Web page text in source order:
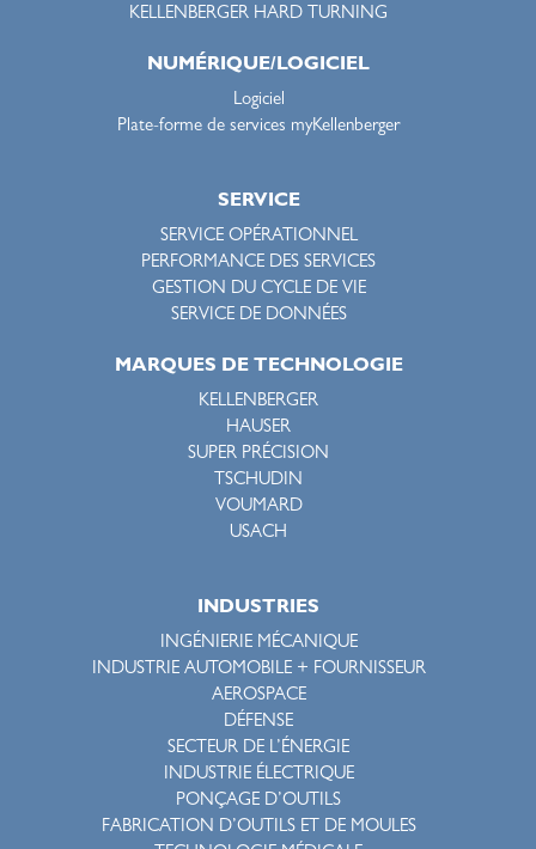
KELLENBERGER HARD TURNING
NUMÉRIQUE/LOGICIEL
Logiciel
Plate-forme de services myKellenberger
SERVICE
SERVICE OPÉRATIONNEL
PERFORMANCE DES SERVICES
GESTION DU CYCLE DE VIE
SERVICE DE DONNÉES
MARQUES DE TECHNOLOGIE
KELLENBERGER
HAUSER
SUPER PRÉCISION
TSCHUDIN
VOUMARD
USACH
INDUSTRIES
INGÉNIERIE MÉCANIQUE
INDUSTRIE AUTOMOBILE + FOURNISSEUR
AEROSPACE
DÉFENSE
SECTEUR DE L’ÉNERGIE
INDUSTRIE ÉLECTRIQUE
PONÇAGE D’OUTILS
FABRICATION D’OUTILS ET DE MOULES